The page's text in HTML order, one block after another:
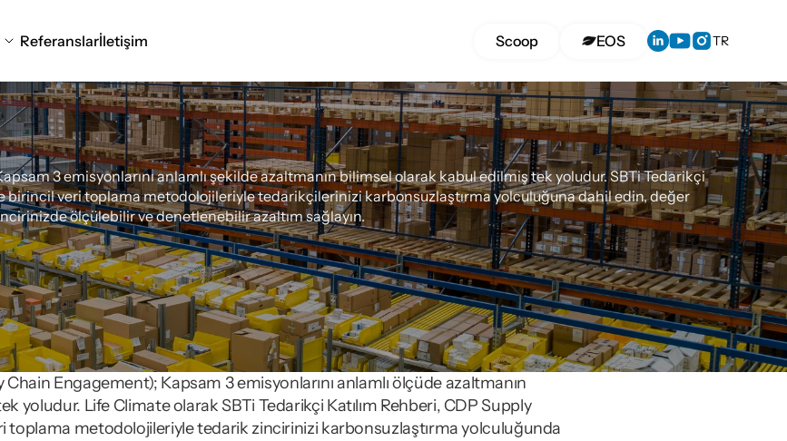
Referanslarİletişim Scoop EOS Select
TR
KatılımıDanışmanlığı
3 emisyonlarını anlamlı şekilde azaltmanın bilimsel olarak kabul edilmiş tek yoludur. SBTi Tedarikçi
birincil veri toplama metodolojileriyle tedarikçilerinizi karbonsuzlaştırma yolculuğuna dahil edin, değer
ölçülebilir ve denetlenebilir azaltım sağlayın.
Chain Engagement); Kapsam 3 emisyonlarını anlamlı ölçüde azaltmanın
yoludur. Life Climate olarak SBTi Tedarikçi Katılım Rehberi, CDP Supply
toplama metodolojileriyle tedarik zincirinizi karbonsuzlaştırma yolculuğunda